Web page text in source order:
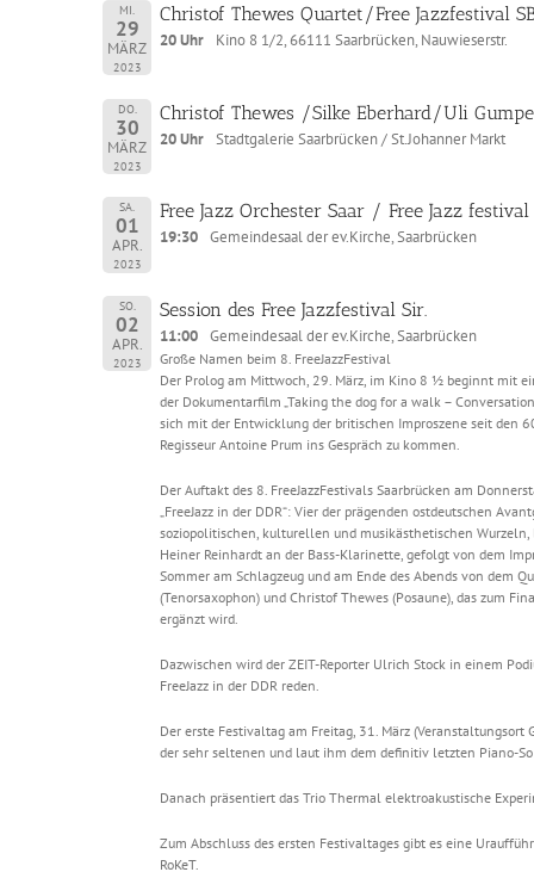
MI.
29
MÄRZ
2023
Christof Thewes Quartet/Free Jazzfestival
20 Uhr Kino 8 1/2, 66111 Saarbrücken, Nauwieserstr.
DO.
30
MÄRZ
2023
Christof Thewes /Silke Eberhard/Uli
20 Uhr Stadtgalerie Saarbrücken / St.Johanner Markt
SA.
01
APR.
2023
Free Jazz Orchester Saar / Free Jazz festival
19:30 Gemeindesaal der ev.Kirche, Saarbrücken
SO.
02
APR.
2023
Session des Free Jazzfestival Sir.
11:00 Gemeindesaal der ev.Kirche, Saarbrücken
Große Namen beim 8. FreeJazzFestival
Der Prolog am Mittwoch, 29. März, im Kino 8 ½ beginnt mit
der Dokumentarfilm „Taking the dog for a walk –
sich mit der Entwicklung der britischen Improszene seit den
Regisseur Antoine Prum ins Gespräch zu kommen.
Der Auftakt des 8. FreeJazzFestivals Saarbrücken am
„FreeJazz in der DDR“: Vier der prägenden ostdeutschen
soziopolitischen, kulturellen und musikästhetischen Wurzeln,
Heiner Reinhardt an der Bass-Klarinette, gefolgt von dem
Sommer am Schlagzeug und am Ende des Abends von dem
(Tenorsaxophon) und Christof Thewes (Posaune), das zum
ergänzt wird.
Dazwischen wird der ZEIT-Reporter Ulrich Stock in einem
FreeJazz in der DDR reden.
Der erste Festivaltag am Freitag, 31. März
der sehr seltenen und laut ihm dem definitiv letzten Piano-
Danach präsentiert das Trio Thermal elektroakustische
Zum Abschluss des ersten Festivaltages gibt es eine
RoKeT.